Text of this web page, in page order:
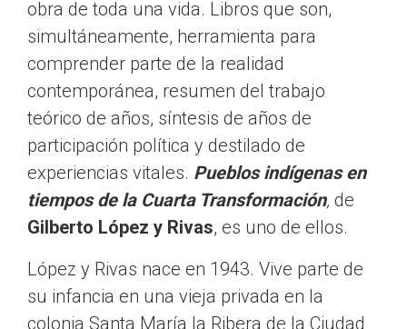
obra de toda una vida. Libros que son,
simultáneamente, herramienta para
comprender parte de la realidad
contemporánea, resumen del trabajo
teórico de años, síntesis de años de
participación política y destilado de
experiencias vitales. Pueblos indígenas en
tiempos de la Cuarta Transformación, de
Gilberto López y Rivas, es uno de ellos.
López y Rivas nace en 1943. Vive parte de
su infancia en una vieja privada en la
colonia Santa María la Ribera de la Ciudad